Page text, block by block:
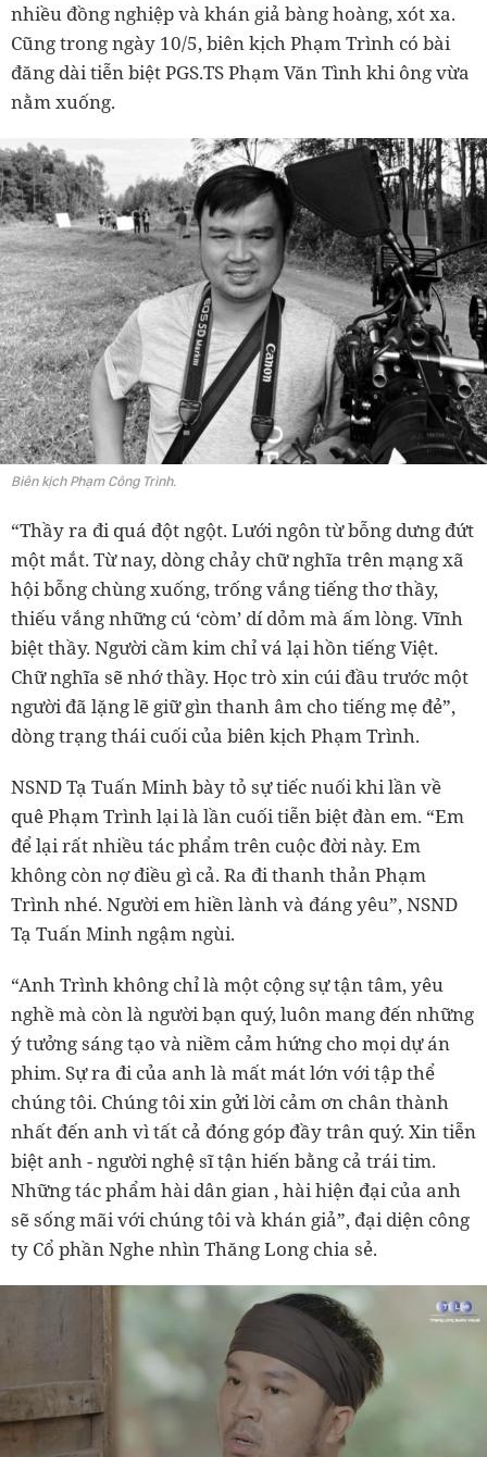
nhiều đồng nghiệp và khán giả bàng hoàng, xót xa.
Cũng trong ngày 10/5, biên kịch Phạm Trình có bài
đăng dài tiễn biệt PGS.TS Phạm Văn Tình khi ông vừa
nằm xuống.
Biên kịch Phạm Công Trình.
“Thầy ra đi quá đột ngột. Lưới ngôn từ bỗng dưng đứt
một mắt. Từ nay, dòng chảy chữ nghĩa trên mạng xã
hội bỗng chùng xuống, trống vắng tiếng thơ thầy,
thiếu vắng những cú ‘còm’ dí dỏm mà ấm lòng. Vĩnh
biệt thầy. Người cầm kim chỉ vá lại hồn tiếng Việt.
Chữ nghĩa sẽ nhớ thầy. Học trò xin cúi đầu trước một
người đã lặng lẽ giữ gìn thanh âm cho tiếng mẹ đẻ”,
dòng trạng thái cuối của biên kịch Phạm Trình.
NSND Tạ Tuấn Minh bày tỏ sự tiếc nuối khi lần về
quê Phạm Trình lại là lần cuối tiễn biệt đàn em. “Em
để lại rất nhiều tác phẩm trên cuộc đời này. Em
không còn nợ điều gì cả. Ra đi thanh thản Phạm
Trình nhé. Người em hiền lành và đáng yêu”, NSND
Tạ Tuấn Minh ngậm ngùi.
“Anh Trình không chỉ là một cộng sự tận tâm, yêu
nghề mà còn là người bạn quý, luôn mang đến những
ý tưởng sáng tạo và niềm cảm hứng cho mọi dự án
phim. Sự ra đi của anh là mất mát lớn với tập thể
chúng tôi. Chúng tôi xin gửi lời cảm ơn chân thành
nhất đến anh vì tất cả đóng góp đầy trân quý. Xin tiễn
biệt anh - người nghệ sĩ tận hiến bằng cả trái tim.
Những tác phẩm hài dân gian , hài hiện đại của anh
sẽ sống mãi với chúng tôi và khán giả”, đại diện công
ty Cổ phần Nghe nhìn Thăng Long chia sẻ.